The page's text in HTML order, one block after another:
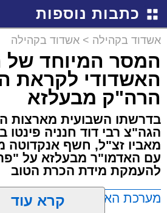
כתבות נוספות
אשדוד בקהילה > אשדוד בקהילה
המסר המיוחד של
האשדודי לקראת
הרה"ק מבעלזא
בדרשתו השבועית מארצות
הגה"צ רבי דוד חנניה פינטו
מאביו זצ"ל, חשף אנקדוטה
עם האדמו"ר מבעלזא על
להעמקת מידת הכרת הטוב
מערכת האתר / 00:23 06.08.26
קרא עוד